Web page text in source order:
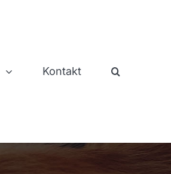
Kontakt